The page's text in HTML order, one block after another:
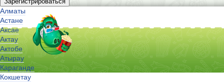
Алматы
Астане
Аксае
Актау
Актобе
Атырау
Караганде
Кокшетау